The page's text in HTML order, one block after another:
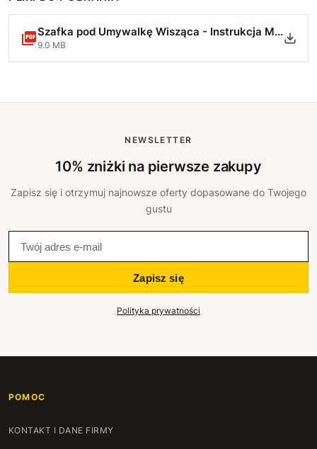
Szafka pod Umywalkę Wisząca - Instrukcja Montażu.pdf
9.0 MB
NEWSLETTER
10% zniżki na pierwsze zakupy
Zapisz się i otrzymuj najnowsze oferty dopasowane do Twojego
gustu
Zapisz się
Polityka prywatności
POMOC
KONTAKT I DANE FIRMY